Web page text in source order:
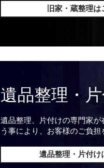
旧家・蔵整理は
遺品整理・
遺品整理、片付けの専門家
う事により、お客様のご負担
遺品整理・片付け